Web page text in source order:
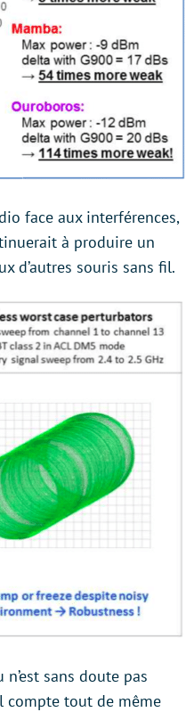
face aux interférences,
à produire un
d’autres souris sans fil.
sans doute pas
compte tout de même